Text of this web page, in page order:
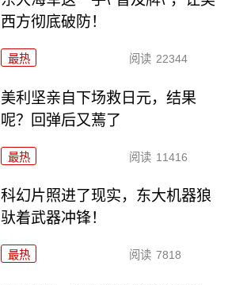
西方彻底破防！
最热 阅读 22344
美利坚亲自下场救日元，结果
呢？回弹后又蔫了
最热 阅读 11416
科幻片照进了现实，东大机器狼
驮着武器冲锋！
最热 阅读 7818